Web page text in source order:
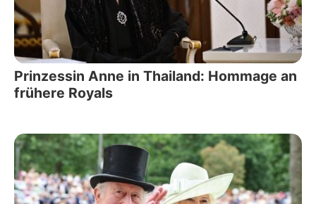
Prinzessin Anne in Thailand: Hommage an
frühere Royals